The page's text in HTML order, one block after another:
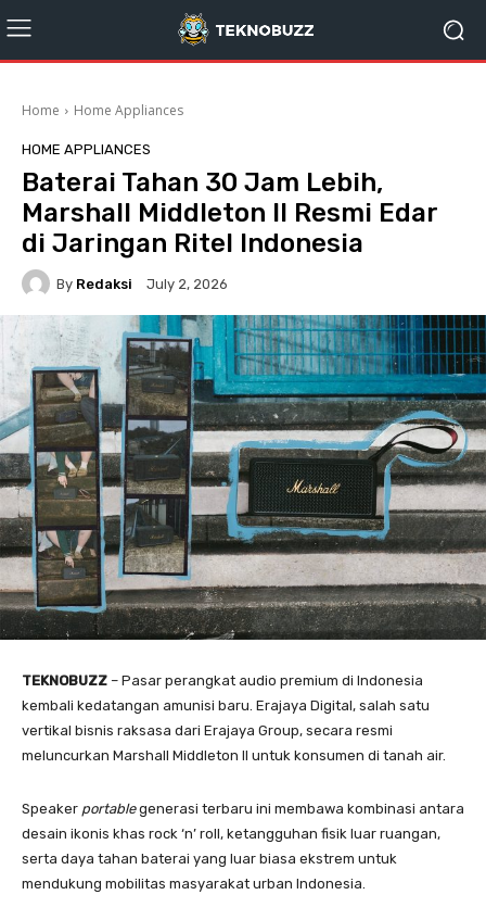
Home Home Appliances
HOME APPLIANCES
Baterai Tahan 30 Jam Lebih,
Marshall Middleton II Resmi Edar
di Jaringan Ritel Indonesia
By Redaksi July 2, 2026
TEKNOBUZZ – Pasar perangkat audio premium di Indonesia
kembali kedatangan amunisi baru. Erajaya Digital, salah satu
vertikal bisnis raksasa dari Erajaya Group, secara resmi
meluncurkan Marshall Middleton II untuk konsumen di tanah air.
Speaker portablegenerasi terbaru ini membawa kombinasi antara
desain ikonis khas rock ‘n’ roll, ketangguhan fisik luar ruangan,
serta daya tahan baterai yang luar biasa ekstrem untuk
mendukung mobilitas masyarakat urban Indonesia